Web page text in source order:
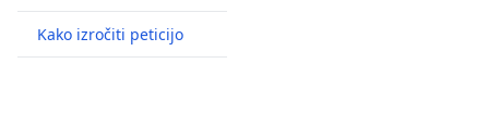
Kako izročiti peticijo